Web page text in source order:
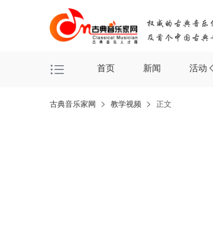
首页 新闻 活动
古典音乐家网 教学视频 正文